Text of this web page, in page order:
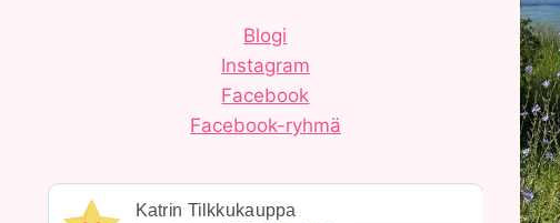
Blogi
Instagram
Facebook
Facebook-ryhmä
Katrin Tilkkukauppa